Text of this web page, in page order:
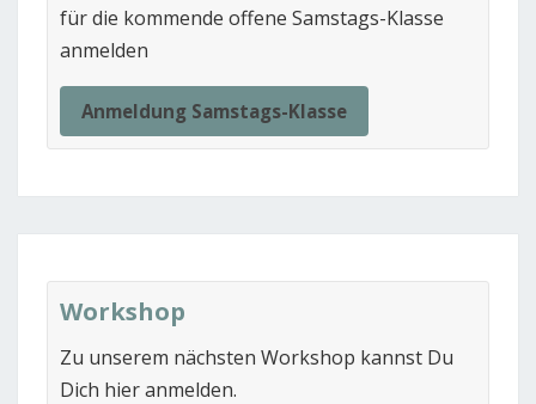
für die kommende offene Samstags-Klasse
anmelden
Anmeldung Samstags-Klasse
Workshop
Zu unserem nächsten Workshop kannst Du
Dich hier anmelden.